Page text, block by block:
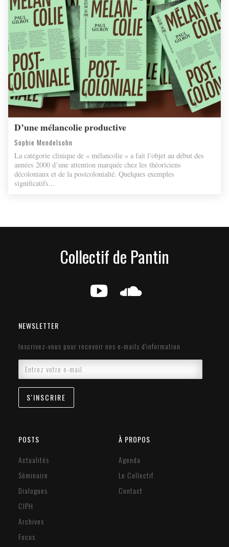
D’une mélancolie productive
Sophie Mendelsohn
La catégorie clinique de « mélancolie » a fait l’objet au début des
années 2000 d’une attention marquée chez les théoriciens
décoloniaux et de la postcolonialté. Quelques exemples
significatifs...
Collectif de Pantin
g e
POSTS
Actualités
Séminaire
Dialogues
CIPH
Archives
Focus
À PROPOS
Agenda
Le Collectif
Contact
NEWSLETTER
Inscrivez-vous pour recevoir nos e-mails d'information